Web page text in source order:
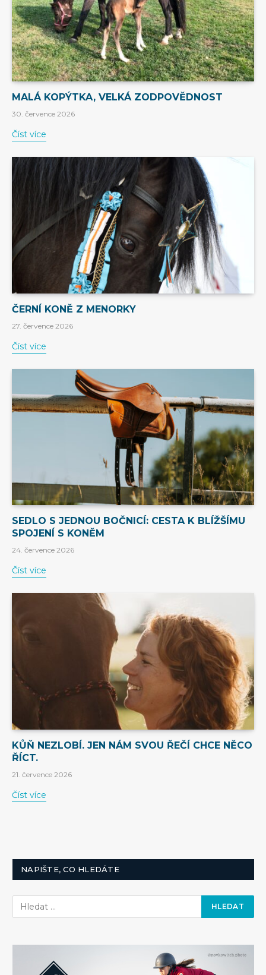
MALÁ KOPÝTKA, VELKÁ ZODPOVĚDNOST
30. července 2026
Číst více
ČERNÍ KONĚ Z MENORKY
27. července 2026
Číst více
SEDLO S JEDNOU BOČNICÍ: CESTA K BLÍŽŠÍMU
SPOJENÍ S KONĚM
24. července 2026
Číst více
KŮŇ NEZLOBÍ. JEN NÁM SVOU ŘEČÍ CHCE NĚCO
ŘÍCT.
21. července 2026
Číst více
NAPIŠTE, CO HLEDÁTE